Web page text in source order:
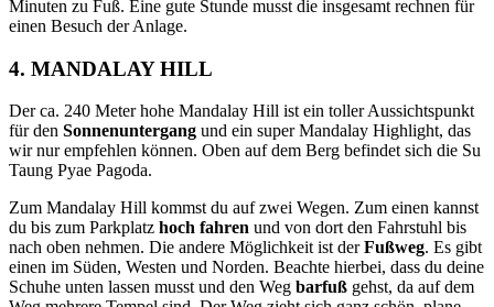
Minuten zu Fuß. Eine gute Stunde musst die insgesamt rechnen für
einen Besuch der Anlage.
4. MANDALAY HILL
Der ca. 240 Meter hohe Mandalay Hill ist ein toller Aussichtspunkt
für den Sonnenuntergang und ein super Mandalay Highlight, das
wir nur empfehlen können. Oben auf dem Berg befindet sich die Su
Taung Pyae Pagoda.
Zum Mandalay Hill kommst du auf zwei Wegen. Zum einen kannst
du bis zum Parkplatz hoch fahren und von dort den Fahrstuhl bis
nach oben nehmen. Die andere Möglichkeit ist derFußweg. Es gibt
einen im Süden, Westen und Norden. Beachte hierbei, dass du deine
Schuhe unten lassen musst und den Weg barfuß gehst, da auf dem